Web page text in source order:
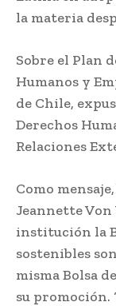
la materia
Sobre el Plan
Humanos y
de Chile,
Derechos
Relaciones
Como
Jeannette
institución la
sostenibles
misma Bolsa
su promoción.